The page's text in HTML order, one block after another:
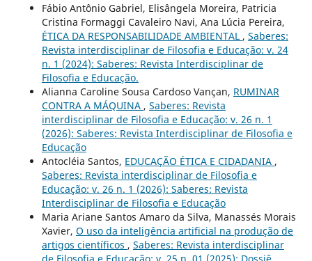
Fábio Antônio Gabriel, Elisângela Moreira, Patricia
Cristina Formaggi Cavaleiro Navi, Ana Lúcia Pereira,
ÉTICA DA RESPONSABILIDADE AMBIENTAL , Saberes:
Revista interdisciplinar de Filosofia e Educação: v. 24
n. 1 (2024): Saberes: Revista Interdisciplinar de
Filosofia e Educação.
Alianna Caroline Sousa Cardoso Vançan, RUMINAR
CONTRA A MÁQUINA , Saberes: Revista
interdisciplinar de Filosofia e Educação: v. 26 n. 1
(2026): Saberes: Revista Interdisciplinar de Filosofia e
Educação
Antocléia Santos, EDUCAÇÃO ÉTICA E CIDADANIA ,
Saberes: Revista interdisciplinar de Filosofia e
Educação: v. 26 n. 1 (2026): Saberes: Revista
Interdisciplinar de Filosofia e Educação
Maria Ariane Santos Amaro da Silva, Manassés Morais
Xavier, O uso da inteligência artificial na produção de
artigos científicos , Saberes: Revista interdisciplinar